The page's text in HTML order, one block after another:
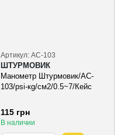
Артикул: AC-103
ШТУРМОВИК
Манометр Штурмовик/AC-
103/psi-кg/см2/0.5~7/Кейс
115 грн
В наличии